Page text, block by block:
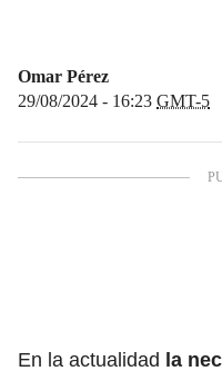
Omar Pérez
29/08/2024 - 16:23 GMT-5
En la actualidad la